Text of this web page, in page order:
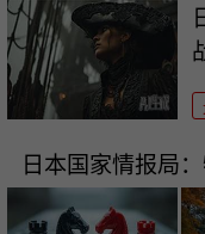
日本国家情报局